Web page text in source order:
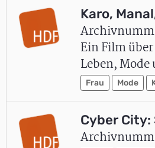
Karo,
Ein Film
Leben, Mode
Frau Mode
Cyber City: